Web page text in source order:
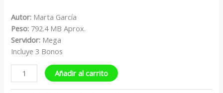
Autor: Marta García
Peso: 792.4 MB Aprox.
Servidor: Mega
Incluye 3 Bonos
Añadir al carrito